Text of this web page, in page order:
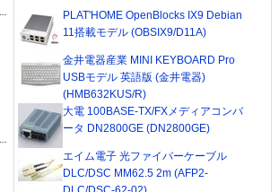
PLAT'HOME OpenBlocks IX9 Debian
11搭載モデル (OBSIX9/D11A)
金井電器産業 MINI KEYBOARD Pro
USBモデル 英語版 (金井電器)
(HMB632KUS/R)
大電 100BASE-TX/FXメディアコンバ
ータ DN2800GE (DN2800GE)
エイム電子 光ファイバーケーブル
DLC/DSC MM62.5 2m (AFP2-